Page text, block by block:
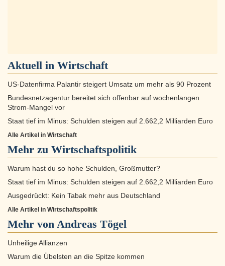
Aktuell in Wirtschaft
US-Datenfirma Palantir steigert Umsatz um mehr als 90 Prozent
Bundesnetzagentur bereitet sich offenbar auf wochenlangen
Strom-Mangel vor
Staat tief im Minus: Schulden steigen auf 2.662,2 Milliarden Euro
Alle Artikel in Wirtschaft
Mehr zu Wirtschaftspolitik
Warum hast du so hohe Schulden, Großmutter?
Staat tief im Minus: Schulden steigen auf 2.662,2 Milliarden Euro
Ausgedrückt: Kein Tabak mehr aus Deutschland
Alle Artikel in Wirtschaftspolitik
Mehr von Andreas Tögel
Unheilige Allianzen
Warum die Übelsten an die Spitze kommen